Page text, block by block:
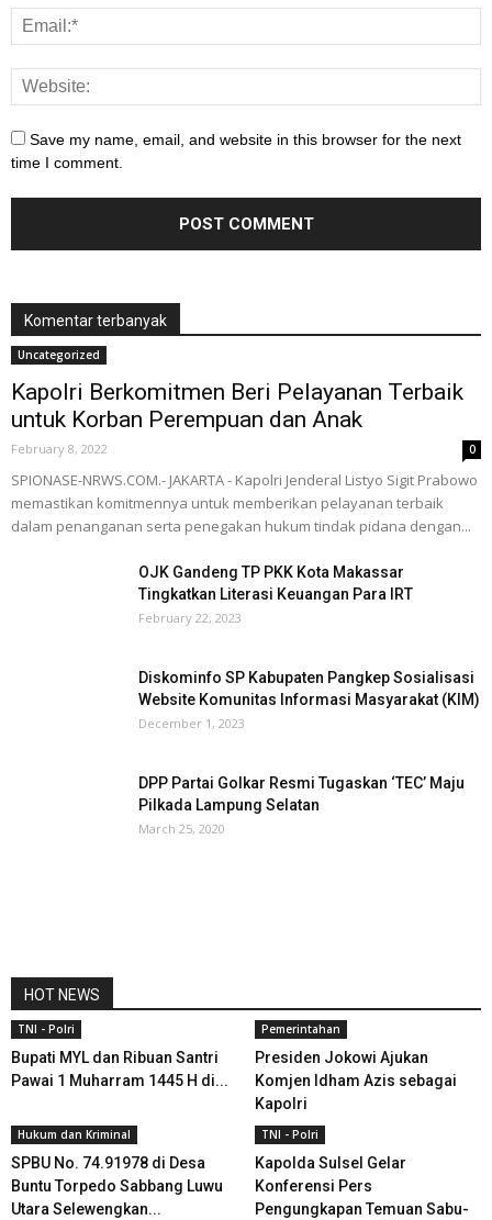
Save my name, email, and website in this browser for the next
time I comment.
Komentar terbanyak
Uncategorized
Kapolri Berkomitmen Beri Pelayanan Terbaik
untuk Korban Perempuan dan Anak
February 8, 2022 0
SPIONASE-NRWS.COM.- JAKARTA - Kapolri Jenderal Listyo Sigit Prabowo
memastikan komitmennya untuk memberikan pelayanan terbaik
dalam penanganan serta penegakan hukum tindak pidana dengan...
OJK Gandeng TP PKK Kota Makassar
Tingkatkan Literasi Keuangan Para IRT
February 22, 2023
Diskominfo SP Kabupaten Pangkep Sosialisasi
Website Komunitas Informasi Masyarakat (KIM)
December 1, 2023
DPP Partai Golkar Resmi Tugaskan ‘TEC’ Maju
Pilkada Lampung Selatan
March 25, 2020
HOT NEWS
TNI - Polri
Bupati MYL dan Ribuan Santri
Pawai 1 Muharram 1445 H di...
Pemerintahan
Presiden Jokowi Ajukan
Komjen Idham Azis sebagai
Kapolri
Hukum dan Kriminal
SPBU No. 74.91978 di Desa
Buntu Torpedo Sabbang Luwu
Utara Selewengkan...
TNI - Polri
Kapolda Sulsel Gelar
Konferensi Pers
Pengungkapan Temuan Sabu-